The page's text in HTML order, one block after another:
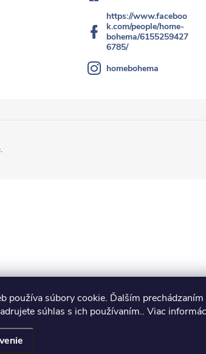
používa súbory cookie. Ďalším
súhlas s ich používaním.. Viac
https://www.faceboo
k.com/people/home-
bohema/6155259427
6785/
homebohema